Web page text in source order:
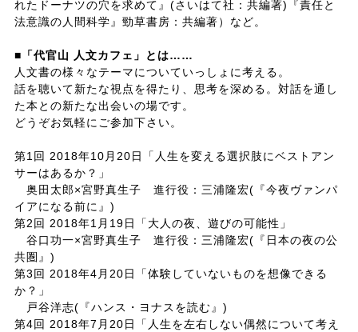
れたドーナツの穴を求めて』(さいはて社：共編著)『責任と
法意識の人間科学』勁草書房：共編著）など。
■「代官山 人文カフェ」とは……
人文書の様々なテーマについていっしょに考える。
話を聴いて新たな視点を得たり、思考を深める。対話を通し
た本との新たな出会いの場です。
どうぞお気軽にご参加下さい。
第1回 2018年10月20日「人生を変える選択肢にベストアン
サーはあるか？」
奥田太郎×宮野真生子 進行役：三浦隆宏(『今夜ヴァンパ
イアになる前に』)
第2回 2018年1月19日「大人の夜、遊びの可能性」
谷口功一×宮野真生子 進行役：三浦隆宏(『日本の夜の公
共圏』)
第3回 2018年4月20日「体験していないものを想像できる
か？」
戸谷洋志(『ハンス・ヨナスを読む』)
第4回 2018年7月20日「人生を左右しない偶然について考え